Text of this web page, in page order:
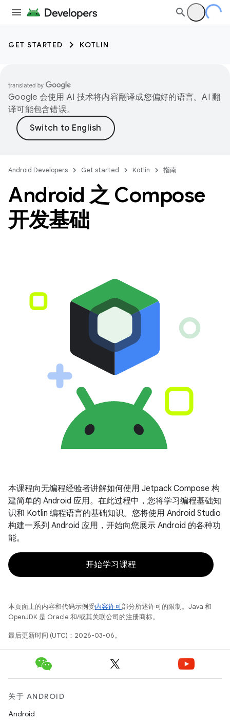
GET STARTED KOTLIN
Google 会使用 AI 技术将内容翻译成您偏好的语言。AI 翻
译可能包含错误。
Android Developers Get started Kotlin 指南
Android 之 Compose
开发基础
本课程向无编程经验者讲解如何使用 Jetpack Compose 构
建简单的 Android 应用。在此过程中，您将学习编程基础知
识和 Kotlin 编程语言的基础知识。您将使用 Android Studio
构建一系列 Android 应用，开始向您展示 Android 的各种功
能。
开始学习课程
本页面上的内容和代码示例受内容许可部分所述许可的限制。Java 和
OpenJDK 是 Oracle 和/或其关联公司的注册商标。
最后更新时间 (UTC)：2026-03-06。
关于 ANDROID
Android